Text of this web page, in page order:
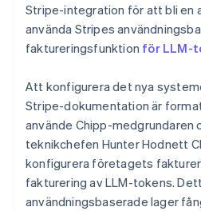
Stripe-integration för att bli en
använda Stripes
faktureringsfunktion för LLM-
Att konfigurera det nya
Stripe-dokumentation är
använde Chipp-medgrundaren
teknikchefen Hunter Hodnett
konfigurera företagets
fakturering av LLM-tokens.
användningsbaserade lager